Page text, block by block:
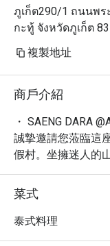
ภูเก็ต290/1 ถนนพร
กะทู้ จังหวัดภูเก็ต
複製地址
商戶介紹
・ SAENG DARA
誠摯邀請您蒞臨這
假村。坐擁迷人的
間，讓您遠離塵囂
・ SAENG DARA
其多元化的餐飲選
食，或是道地的泰
菜式
泰式料理